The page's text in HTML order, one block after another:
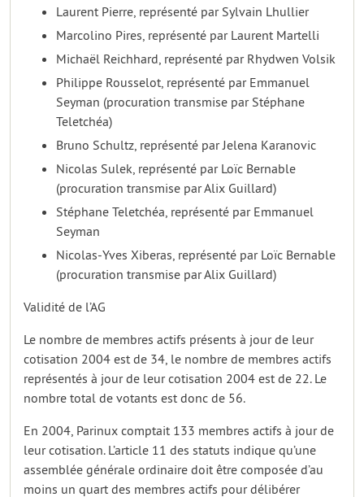
Laurent Pierre, représenté par Sylvain Lhullier
Marcolino Pires, représenté par Laurent Martelli
Michaël Reichhard, représenté par Rhydwen Volsik
Philippe Rousselot, représenté par Emmanuel
Seyman (procuration transmise par Stéphane
Teletchéa)
Bruno Schultz, représenté par Jelena Karanovic
Nicolas Sulek, représenté par Loïc Bernable
(procuration transmise par Alix Guillard)
Stéphane Teletchéa, représenté par Emmanuel
Seyman
Nicolas-Yves Xiberas, représenté par Loïc Bernable
(procuration transmise par Alix Guillard)
Validité de l’AG
Le nombre de membres actifs présents à jour de leur
cotisation 2004 est de 34, le nombre de membres actifs
représentés à jour de leur cotisation 2004 est de 22. Le
nombre total de votants est donc de 56.
En 2004, Parinux comptait 133 membres actifs à jour de
leur cotisation. L’article 11 des statuts indique qu’une
assemblée générale ordinaire doit être composée d’au
moins un quart des membres actifs pour délibérer